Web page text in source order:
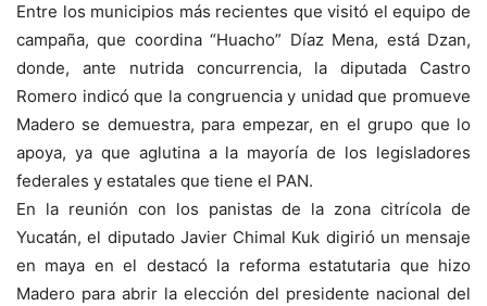
Entre los municipios más recientes que visitó el equipo de
campaña, que coordina “Huacho” Díaz Mena, está Dzan,
donde, ante nutrida concurrencia, la diputada Castro
Romero indicó que la congruencia y unidad que promueve
Madero se demuestra, para empezar, en el grupo que lo
apoya, ya que aglutina a la mayoría de los legisladores
federales y estatales que tiene el PAN.
En la reunión con los panistas de la zona citrícola de
Yucatán, el diputado Javier Chimal Kuk digirió un mensaje
en maya en el destacó la reforma estatutaria que hizo
Madero para abrir la elección del presidente nacional del